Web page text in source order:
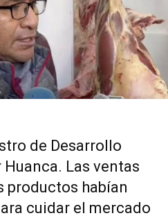
de Desarrollo
Las ventas
productos habían
cuidar el mercado